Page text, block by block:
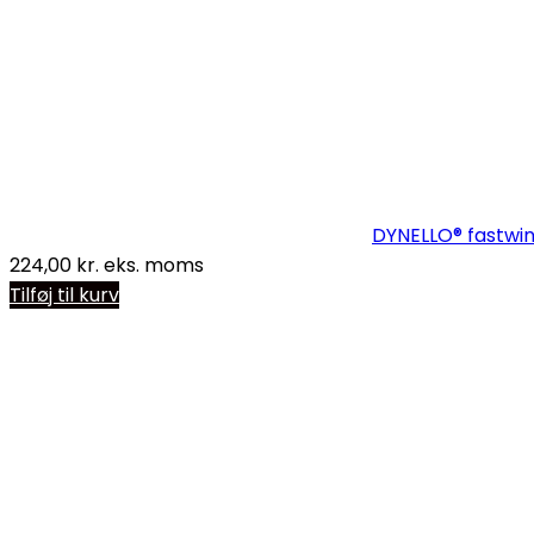
DYNELLO®
224,00 kr. eks. moms
Tilføj til kurv